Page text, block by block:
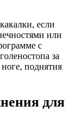
если
или
с
за
поднятия
для